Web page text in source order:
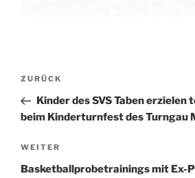
Beitragsnavigation
Vorheriger
Beitrag
ZURÜCK
Kinder des SVS Taben erzielen
beim Kinderturnfest des Turngau
Nächster
Beitrag
WEITER
Basketballprobetrainings mit Ex-